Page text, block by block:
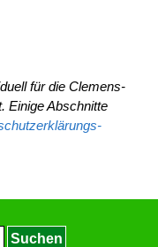
für die Clemens-
Einige Abschnitte
Suchen